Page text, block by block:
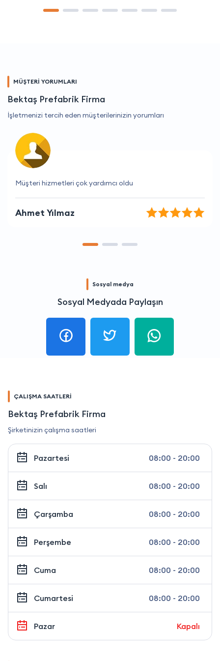
MÜŞTERİ YORUMLARI
Bektaş Prefabrik Firma
İşletmenizi tercih eden müşterilerinizin yorumları
Çalışanları her zaman nazik ve yardımsever.
Mustafa Karadeniz
Sosyal medya
Sosyal Medyada Paylaşın
ÇALIŞMA SAATLERİ
Bektaş Prefabrik Firma
Şirketinizin çalışma saatleri
Pazartesi 08:00 - 20:00
Salı 08:00 - 20:00
Çarşamba 08:00 - 20:00
Perşembe 08:00 - 20:00
Cuma 08:00 - 20:00
Cumartesi 08:00 - 20:00
Pazar Kapalı